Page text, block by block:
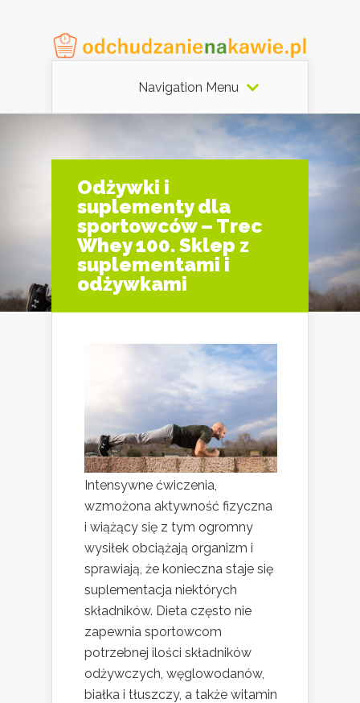
Navigation Menu
Odżywki i
suplementy dla
sportowców – Trec
Whey 100. Sklep z
suplementami i
odżywkami
Intensywne ćwiczenia,
wzmożona aktywność fizyczna
i wiążący się z tym ogromny
wysiłek obciążają organizm i
sprawiają, że konieczna staje się
suplementacja niektórych
składników. Dieta często nie
zapewnia sportowcom
potrzebnej ilości składników
odżywczych, węglowodanów,
białka i tłuszczy, a także witamin